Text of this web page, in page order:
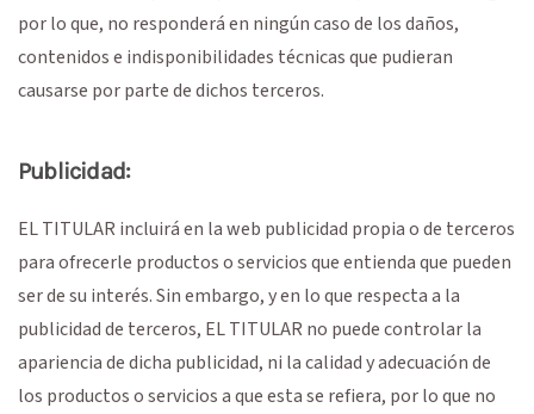
por lo que, no responderá en ningún caso de los daños,
contenidos e indisponibilidades técnicas que pudieran
causarse por parte de dichos terceros.
Publicidad:
EL TITULAR incluirá en la web publicidad propia o de terceros
para ofrecerle productos o servicios que entienda que pueden
ser de su interés. Sin embargo, y en lo que respecta a la
publicidad de terceros, EL TITULAR no puede controlar la
apariencia de dicha publicidad, ni la calidad y adecuación de
los productos o servicios a que esta se refiera, por lo que no